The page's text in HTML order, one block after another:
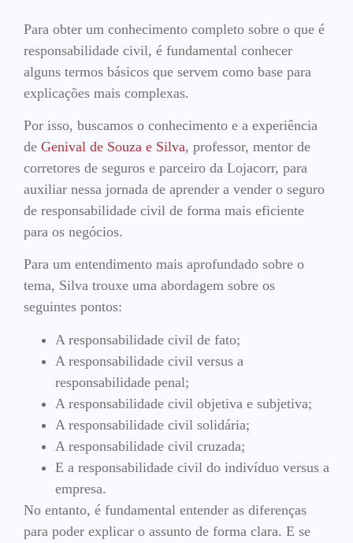
Para obter um conhecimento completo sobre o que é
responsabilidade civil, é fundamental conhecer
alguns termos básicos que servem como base para
explicações mais complexas.
Por isso, buscamos o conhecimento e a experiência
de Genival de Souza e Silva, professor, mentor de
corretores de seguros e parceiro da Lojacorr, para
auxiliar nessa jornada de aprender a vender o seguro
de responsabilidade civil de forma mais eficiente
para os negócios.
Para um entendimento mais aprofundado sobre o
tema, Silva trouxe uma abordagem sobre os
seguintes pontos:
A responsabilidade civil de fato;
A responsabilidade civil versus a
responsabilidade penal;
A responsabilidade civil objetiva e subjetiva;
A responsabilidade civil solidária;
A responsabilidade civil cruzada;
E a responsabilidade civil do indivíduo versus a
empresa.
No entanto, é fundamental entender as diferenças
para poder explicar o assunto de forma clara. E se